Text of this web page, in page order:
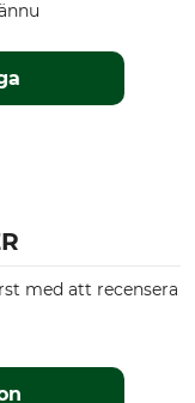
med att recensera